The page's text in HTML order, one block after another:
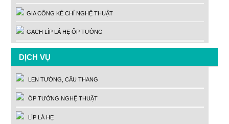
GIA CÔNG KẺ CHỈ NGHỆ THUẬT
GẠCH LÍP LÁ HẸ ỐP TƯỜNG
DỊCH VỤ
LEN TƯỜNG, CẦU THANG
ỐP TƯỜNG NGHỆ THUẬT
LÍP LÁ HẸ